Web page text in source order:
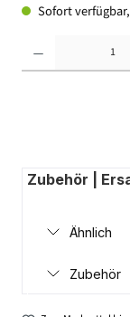
Sofort
Zubehör |
Ähnlich
Zubehör